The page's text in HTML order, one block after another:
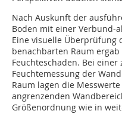
Nach Auskunft der
Boden mit einer Verbund-
Eine visuelle Überprüfung
benachbarten Raum
Feuchteschaden. Bei
Feuchtemessung der
Raum lagen die
angrenzenden
Größenordnung wie in